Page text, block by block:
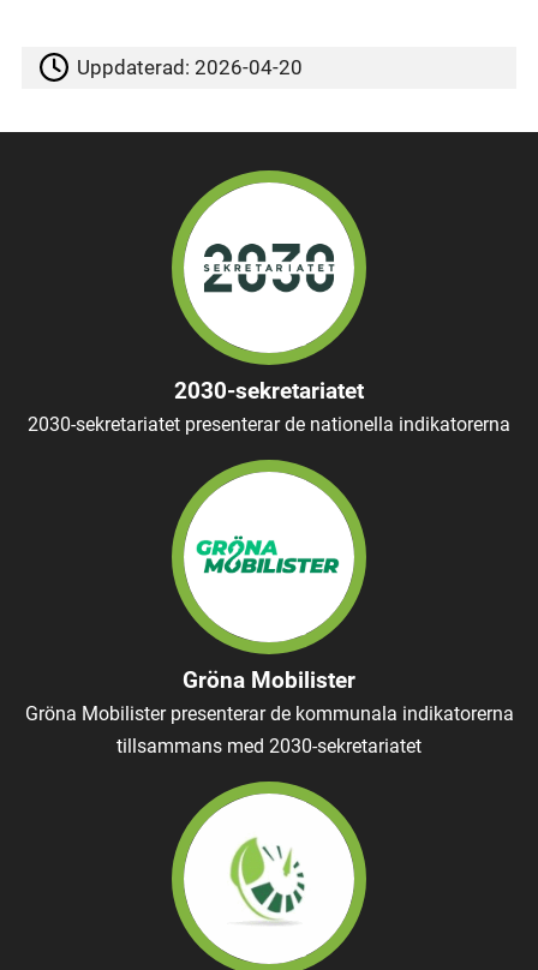
Uppdaterad:2026-04-20
2030-sekretariatet
2030-sekretariatet presenterar de nationella indikatorerna
Gröna Mobilister
Gröna Mobilister presenterar de kommunala indikatorerna
tillsammans med 2030-sekretariatet